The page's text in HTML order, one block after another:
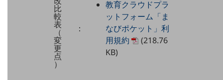
その他の業界はこちら
ゲーム感覚で見つける
ビジネスお悩み診断
NTTドコモビジネス
比
較
表
（
変
更
点
）
：
教育クラウドプラ
ットフォーム「ま
なびポケット」利
用規約
(218.76
KB)